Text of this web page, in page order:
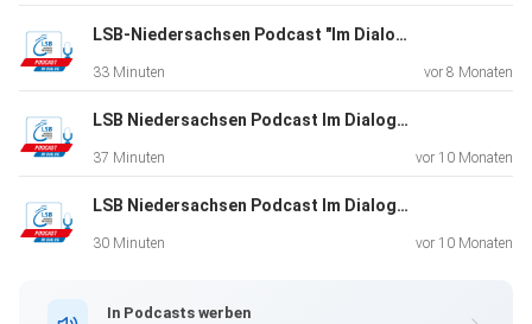
Mehr zu den Leinebaggern
Infos und Ansprechpersonen beim LSB
LSB-Niedersachsen Podcast "Im Dialog". Folge 27. Zu Gast: Arnd Peiffer und Daniel Böhm
33 Minuten vor 8 Monaten
LSB Niedersachsen Podcast Im Dialog. Folge 26. Zu Gast: Stefan Wessels
37 Minuten vor 10 Monaten
LSB Niedersachsen Podcast Im Dialog. Folge 25. Zu Gast: Bernd Wedemeyer-Kolwe
30 Minuten vor 10 Monaten
In Podcasts werben